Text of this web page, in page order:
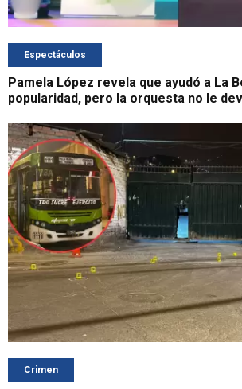
Espectáculos
Pamela López revela que ayudó a La
popularidad, pero la orquesta no le
Crimen